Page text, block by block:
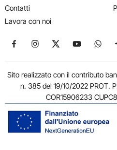
Contatti
Lavora con noi
Seguici su Facebook
Seguici su Instagram
Seguici su X
Seguici su
Sito realizzato con il contributo
n. 385 del 19/10/2022 PROT.
COR15906233